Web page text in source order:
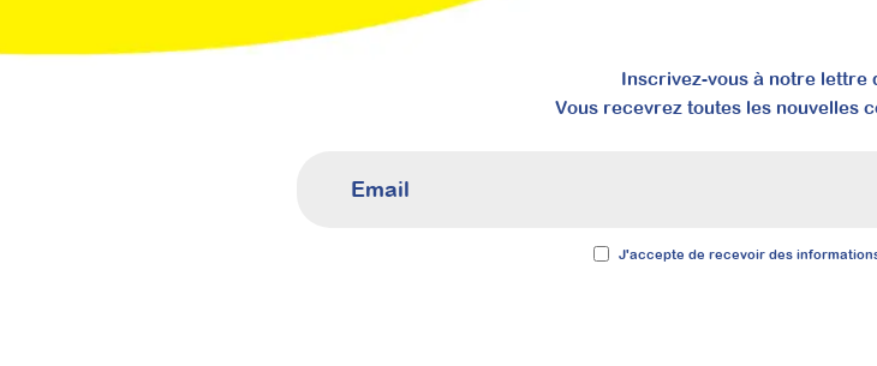
Inscrivez-vous à notre lettre
Vous recevrez toutes les nouvelles
J'accepte de recevoir des